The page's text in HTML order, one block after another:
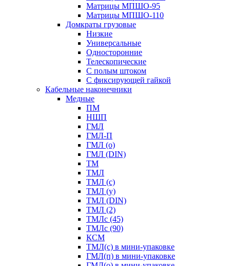
Матрицы МПШО-95
Матрицы МПШО-110
Домкраты грузовые
Низкие
Универсальные
Односторонние
Телескопические
С полым штоком
С фиксирующей гайкой
Кабельные наконечники
Медные
ПМ
НШП
ГМЛ
ГМЛ-П
ГМЛ (о)
ГМЛ (DIN)
ТМ
ТМЛ
ТМЛ (с)
ТМЛ (у)
ТМЛ (DIN)
ТМЛ (2)
ТМЛс (45)
ТМЛс (90)
КСМ
ТМЛ(с) в мини-упаковке
ГМЛ(п) в мини-упаковке